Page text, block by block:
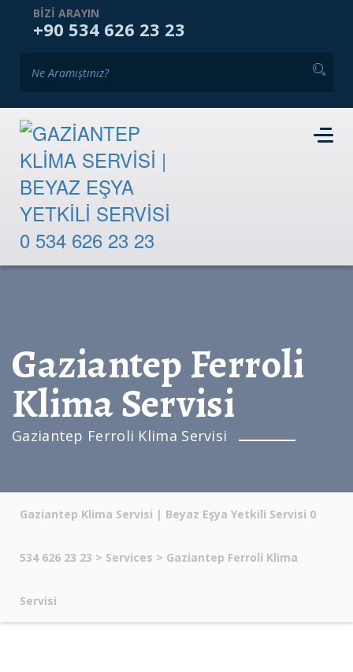
ANASAYFA
RANDEVU TALEBI
BIZI ARAYIN
+90 534 626 23 23
Gaziantep Ferroli
Klima Servisi
Gaziantep Ferroli Klima Servisi
Gaziantep Klima Servisi | Beyaz Eşya Yetkili Servisi 0
534 626 23 23 > Services > Gaziantep Ferroli Klima
Servisi